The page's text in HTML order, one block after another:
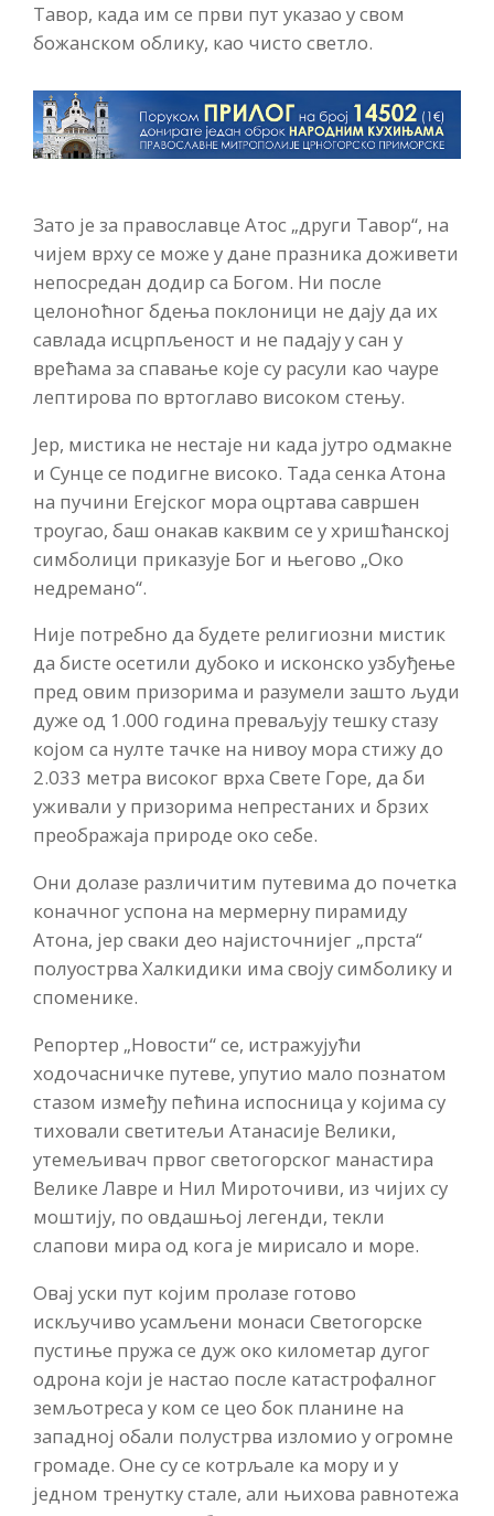
Тавор, када им се први пут указао у свом
божанском облику, као чисто светло.
Зато је за православце Атос „други Тавор“, на
чијем врху се може у дане празника доживети
непосредан додир са Богом. Ни после
целоноћног бдења поклоници не дају да их
савлада исцрпљеност и не падају у сан у
врећама за спавање које су расули као чауре
лептирова по вртоглаво високом стењу.
Јер, мистика не нестаје ни када јутро одмакне
и Сунце се подигне високо. Тада сенка Атона
на пучини Егејског мора оцртава савршен
троугао, баш онакав каквим се у хришћанској
симболици приказује Бог и његово „Око
недремано“.
Није потребно да будете религиозни мистик
да бисте осетили дубоко и исконско узбуђење
пред овим призорима и разумели зашто људи
дуже од 1.000 година преваљују тешку стазу
којом са нулте тачке на нивоу мора стижу до
2.033 метра високог врха Свете Горе, да би
уживали у призорима непрестаних и брзих
преображаја природе око себе.
Они долазе различитим путевима до почетка
коначног успона на мермерну пирамиду
Атона, јер сваки део најисточнијег „прста“
полуострва Халкидики има своју симболику и
споменике.
Репортер „Новости“ се, истражујући
ходочасничке путеве, упутио мало познатом
стазом између пећина испосница у којима су
тиховали светитељи Атанасије Велики,
утемељивач првог светогорског манастира
Велике Лавре и Нил Мироточиви, из чијих су
моштију, по овдашњој легенди, текли
слапови мира од кога је мирисало и море.
Овај уски пут којим пролазе готово
искључиво усамљени монаси Светогорске
пустиње пружа се дуж око километар дугог
одрона који је настао после катастрофалног
земљотреса у ком се цео бок планине на
западној обали полустрва изломио у огромне
громаде. Оне су се котрљале ка мору и у
једном тренутку стале, али њихова равнотежа